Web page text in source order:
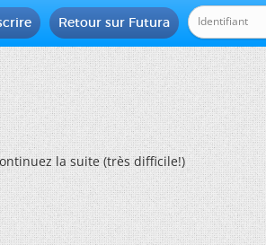
Retour sur Futura
la suite (très difficile!)